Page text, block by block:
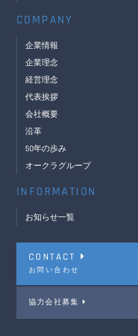
COMPANY
企業情報
企業理念
経営理念
代表挨拶
会社概要
沿革
50年の歩み
オークラグループ
INFORMATION
お知らせ一覧
CONTACT
お問い合わせ
協力会社募集